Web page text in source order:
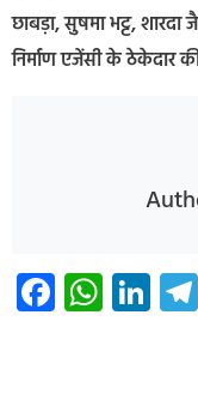
छाबड़ा, सुषमा भट्ट,
निर्माण एजेंसी के ठेकेदार